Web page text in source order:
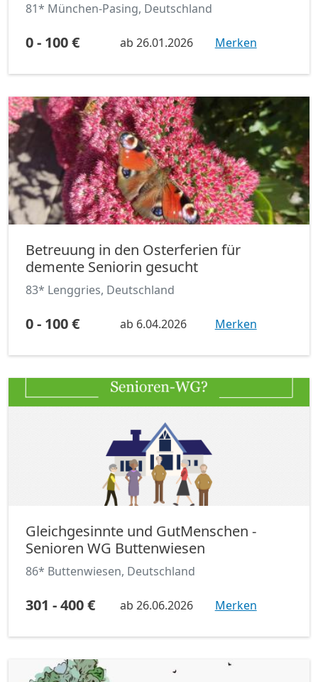
81* München-Pasing, Deutschland
0 - 100 € ab26.01.2026 Merken
Betreuung in den Osterferien für
demente Seniorin gesucht
83* Lenggries, Deutschland
0 - 100 € ab 6.04.2026 Merken
Gleichgesinnte und GutMenschen -
Senioren WG Buttenwiesen
86* Buttenwiesen, Deutschland
301 - 400 € ab26.06.2026 Merken